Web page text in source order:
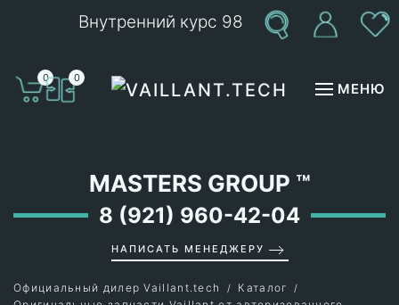
Внутренний курс 98
0 0
МЕНЮ
MASTERS GROUP ™
8 (921) 960-42-04
НАПИСАТЬ МЕНЕДЖЕРУ
Официальный дилер Vaillant.tech
Каталог